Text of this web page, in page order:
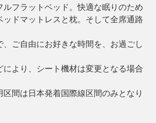
フラットベッド。快適な眠りのため
ッドマットレスと枕。そして全席通路
ご自由にお好きな時間を、お過ごし
より、シート機材は変更となる場合
間は日本発着国際線区間のみとなり